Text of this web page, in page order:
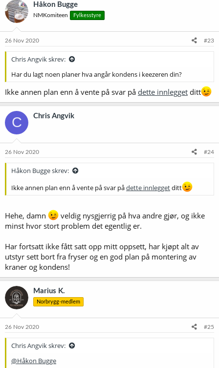
Håkon Bugge
NMKomiteen Fylkesstyre
26 Nov 2020 #23
Chris Angvik skrev:
Har du lagt noen planer hva angår kondens i keezeren din?
Ikke annen plan enn å vente på svar på dette innlegget ditt
C Chris Angvik
26 Nov 2020 #24
Håkon Bugge skrev:
Ikke annen plan enn å vente på svar pådette innleggetditt
Hehe, damn
veldig nysgjerrig på hva andre gjør, og ikke
minst hvor stort problem det egentlig er.
Har fortsatt ikke fått satt opp mitt oppsett, har kjøpt alt av
utstyr sett bort fra fryser og en god plan på montering av
kraner og kondens!
Marius K.
Norbrygg-medlem
26 Nov 2020 #25
Chris Angvik skrev:
@Håkon Bugge